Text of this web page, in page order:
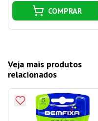
COMPRAR
Veja mais produtos
relacionados